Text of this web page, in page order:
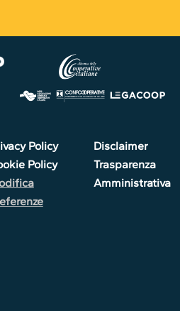
Policy
Policy
Disclaimer
Trasparenza
Amministrativa